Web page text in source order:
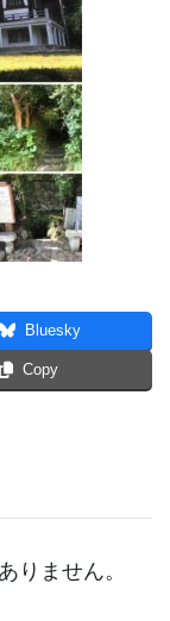
Bluesky
Copy
りません。